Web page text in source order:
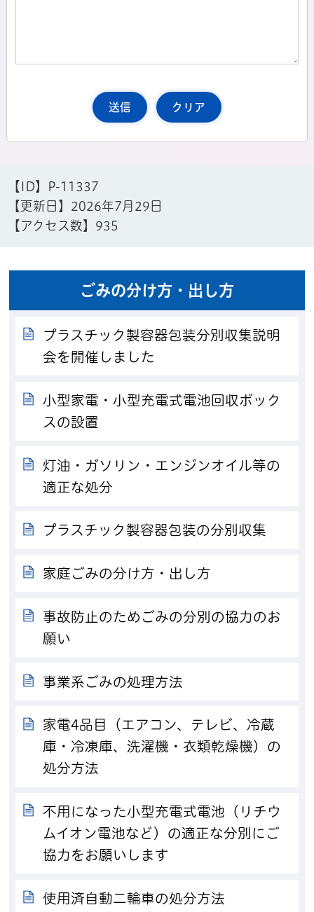
【ID】
P-11337
【更新日】 2026年7月29日
【アクセス数】 935
ごみの分け方・出し方
プラスチック製容器包装分別収集説明
会を開催しました
小型家電・小型充電式電池回収ボック
スの設置
灯油・ガソリン・エンジンオイル等の
適正な処分
プラスチック製容器包装の分別収集
家庭ごみの分け方・出し方
事故防止のためごみの分別の協力のお
願い
事業系ごみの処理方法
家電4品目（エアコン、テレビ、冷蔵
庫・冷凍庫、洗濯機・衣類乾燥機）の
処分方法
不用になった小型充電式電池（リチウ
ムイオン電池など）の適正な分別にご
協力をお願いします
使用済自動二輪車の処分方法